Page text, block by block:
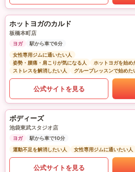
ホットヨガのカルド
板橋本町店
ヨガ
駅から車で6分
女性専用ジムに通いたい人
姿勢・腰痛・肩こりが気になる人
ホットヨガを始め
ストレスを解消したい人
グループレッスンで始めた
公式サイトを見る
ボディーズ
池袋東武スタジオ店
ヨガ
駅から車で10分
運動不足を解消したい人
女性専用ジムに通いたい人
公式サイトを見る